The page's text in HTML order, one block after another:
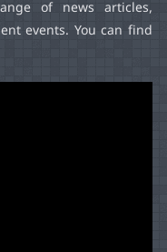
of news articles,
events. You can find